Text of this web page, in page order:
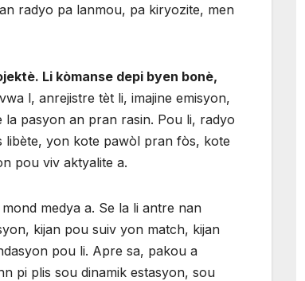
radyo pa lanmou, pa kiryozite, men
Li kòmanse depi byen bonè,
l, anrejistre tèt li, imajine emisyon,
pasyon an pran rasin. Pou li, radyo
libète, yon kote pawòl pran fòs, kote
pou viv aktyalite a.
medya a. Se la li antre nan
kijan pou suiv yon match, kijan
pou li. Apre sa, pakou a
pi plis sou dinamik estasyon, sou